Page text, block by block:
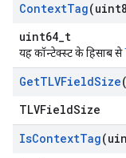
ContextTag(uint8
uint64_t
यह कॉन्टेक्स्ट के हिसाब से
GetTLVFieldSize
TLVFieldSize
IsContextTag